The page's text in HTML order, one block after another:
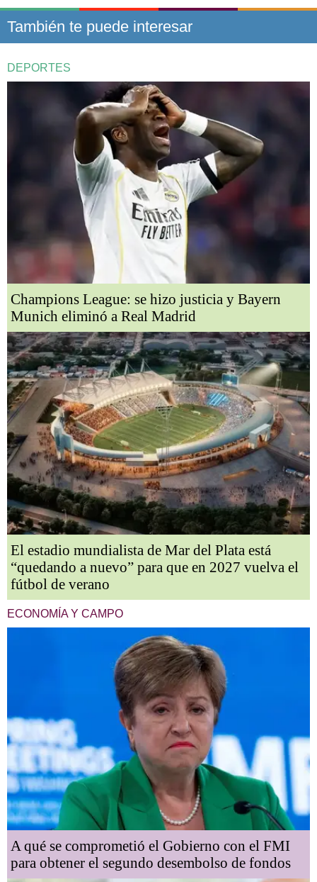
También te puede interesar
DEPORTES
Champions League: se hizo justicia y Bayern
Munich eliminó a Real Madrid
El estadio mundialista de Mar del Plata está
“quedando a nuevo” para que en 2027 vuelva el
fútbol de verano
ECONOMÍA Y CAMPO
A qué se comprometió el Gobierno con el FMI
para obtener el segundo desembolso de fondos